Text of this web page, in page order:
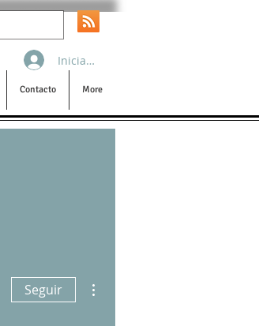
Contacto More
Iniciar sesión
Seguir